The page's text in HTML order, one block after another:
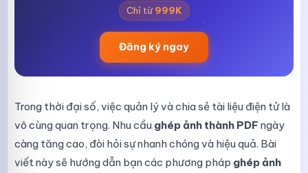
Chỉ từ 999K
Đăng ký ngay
Trong thời đại số, việc quản lý và chia sẻ tài liệu điện tử là
vô cùng quan trọng. Nhu cầu ghép ảnh thành PDF ngày
càng tăng cao, đòi hỏi sự nhanh chóng và hiệu quả. Bài
viết này sẽ hướng dẫn bạn các phương pháp ghép ảnh